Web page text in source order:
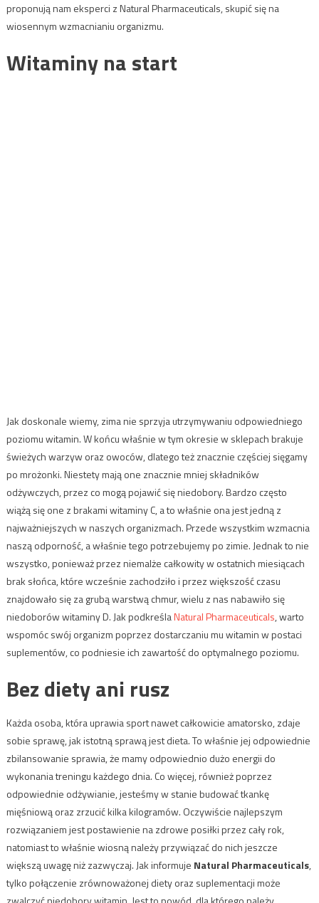
proponują nam eksperci z Natural Pharmaceuticals, skupić się na
wiosennym wzmacnianiu organizmu.
Witaminy na start
Jak doskonale wiemy, zima nie sprzyja utrzymywaniu odpowiedniego
poziomu witamin. W końcu właśnie w tym okresie w sklepach brakuje
świeżych warzyw oraz owoców, dlatego też znacznie częściej sięgamy
po mrożonki. Niestety mają one znacznie mniej składników
odżywczych, przez co mogą pojawić się niedobory. Bardzo często
wiążą się one z brakami witaminy C, a to właśnie ona jest jedną z
najważniejszych w naszych organizmach. Przede wszystkim wzmacnia
naszą odporność, a właśnie tego potrzebujemy po zimie. Jednak to nie
wszystko, ponieważ przez niemalże całkowity w ostatnich miesiącach
brak słońca, które wcześnie zachodziło i przez większość czasu
znajdowało się za grubą warstwą chmur, wielu z nas nabawiło się
niedoborów witaminy D. Jak podkreślaNatural Pharmaceuticals, warto
wspomóc swój organizm poprzez dostarczaniu mu witamin w postaci
suplementów, co podniesie ich zawartość do optymalnego poziomu.
Bez diety ani rusz
Każda osoba, która uprawia sport nawet całkowicie amatorsko, zdaje
sobie sprawę, jak istotną sprawą jest dieta. To właśnie jej odpowiednie
zbilansowanie sprawia, że mamy odpowiednio dużo energii do
wykonania treningu każdego dnia. Co więcej, również poprzez
odpowiednie odżywianie, jesteśmy w stanie budować tkankę
mięśniową oraz zrzucić kilka kilogramów. Oczywiście najlepszym
rozwiązaniem jest postawienie na zdrowe posiłki przez cały rok,
natomiast to właśnie wiosną należy przywiązać do nich jeszcze
większą uwagę niż zazwyczaj. Jak informuje Natural Pharmaceuticals,
tylko połączenie zrównoważonej diety oraz suplementacji może